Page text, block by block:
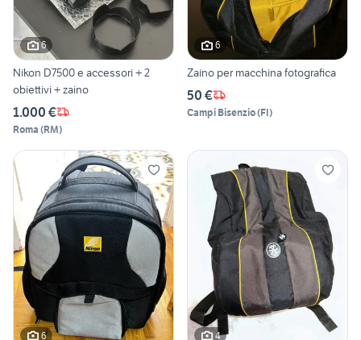
6
Nikon D7500 e accessori + 2
obiettivi + zaino
1.000 €
Roma (RM)
6
Zaino per macchina fotografica
50 €
Campi Bisenzio(FI)
6 4